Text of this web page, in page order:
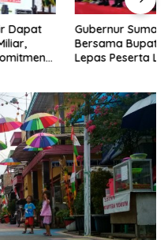
Gubernur Sumatera Utara
Bersama Bupati Samosir
Lepas Peserta Lomba 100K